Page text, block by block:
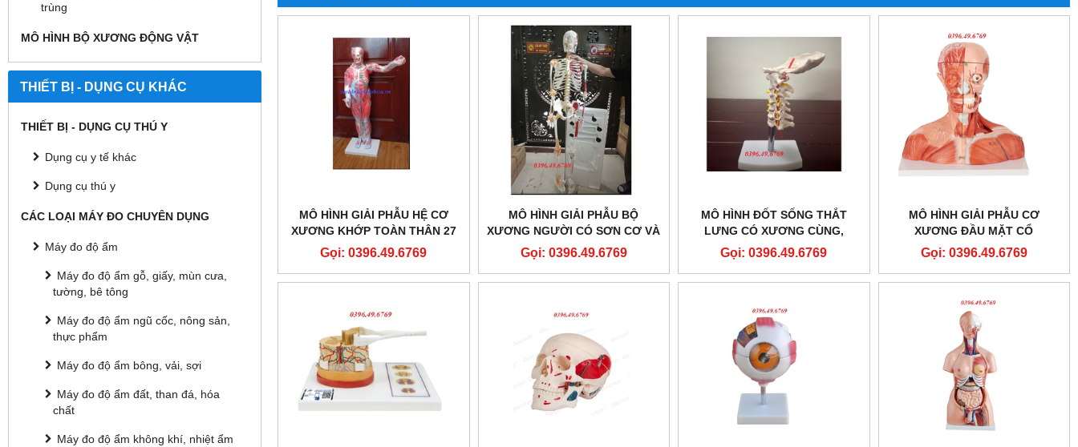
trùng
MÔ HÌNH BỘ XƯƠNG ĐỘNG VẬT
THIẾT BỊ - DỤNG CỤ KHÁC
THIẾT BỊ - DỤNG CỤ THÚ Y
Dụng cụ y tế khác
Dụng cụ thú y
CÁC LOẠI MÁY ĐO CHUYÊN DỤNG
Máy đo độ ẩm
Máy đo độ ẩm gỗ, giấy, mùn cưa,
tường, bê tông
Máy đo độ ẩm ngũ cốc, nông sản,
thực phẩm
Máy đo độ ẩm bông, vải, sợi
Máy đo độ ẩm đất, than đá, hóa
chất
Máy đo độ ẩm không khí, nhiệt ẩm
MÔ HÌNH GIẢI PHẪU HỆ CƠ
XƯƠNG KHỚP TOÀN THÂN 27
PHẦN THÁO RỜI
Gọi: 0396.49.6769
MÔ HÌNH GIẢI PHẪU BỘ
XƯƠNG NGƯỜI CÓ SƠN CƠ VÀ
DÂY CHẰNG KÍCH THƯỚC
Gọi: 0396.49.6769
MÔ HÌNH ĐỐT SỐNG THẮT
LƯNG CÓ XƯƠNG CÙNG,
XƯƠNG CÙNG, VÀ THOÁT VỊ
Gọi: 0396.49.6769
MÔ HÌNH GIẢI PHẪU CƠ
XƯƠNG ĐẦU MẶT CỔ
Gọi: 0396.49.6769